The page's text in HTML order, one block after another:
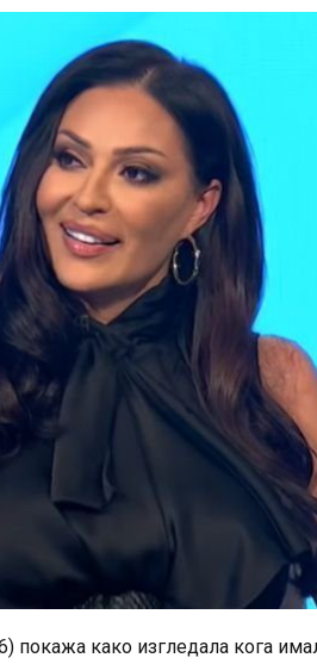
покажа како изгледала кога